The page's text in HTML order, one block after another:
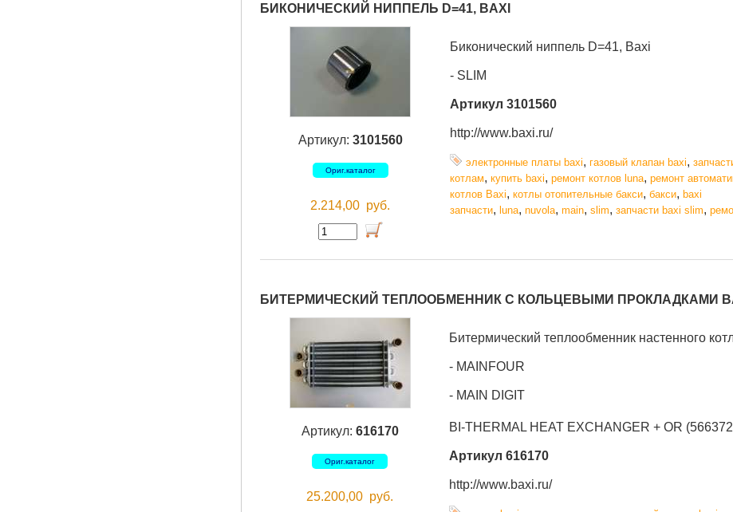
БИКОНИЧЕСКИЙ НИППЕЛЬ D=41, BAXI
Артикул: 3101560
Ориг.каталог
2.214,00 руб.
Биконический ниппель D=41, Baxi
- SLIM
Артикул 3101560
http://www.baxi.ru/
электронные платы baxi, газовый клапан baxi,
котлам, купить baxi, ремонт котлов luna, ремонт
котлов Baxi, котлы отопительные бакси, бакси, baxi
запчасти, luna, nuvola, main, slim, запчасти baxi slim,
БИТЕРМИЧЕСКИЙ ТЕПЛООБМЕННИК С КОЛЬЦЕВЫМИ ПРОКЛАДКАМИ
Артикул: 616170
Ориг.каталог
25.200,00 руб.
Битермический теплообменник настенного
- MAINFOUR
- MAIN DIGIT
BI-THERMAL HEAT EXCHANGER + OR
Артикул 616170
http://www.baxi.ru/